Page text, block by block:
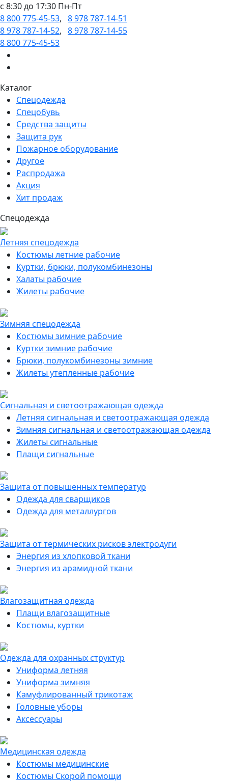
c 8:30 до 17:30 Пн-Пт
8 800 775-45-53, 8 978 787-14-51
8 978 787-14-52, 8 978 787-14-55
8 800 775-45-53
Каталог
Спецодежда
Спецобувь
Средства защиты
Защита рук
Пожарное оборудование
Другое
Распродажа
Акция
Хит продаж
Спецодежда
Летняя спецодежда
Костюмы летние рабочие
Куртки, брюки, полукомбинезоны
Халаты рабочие
Жилеты рабочие
Зимняя спецодежда
Костюмы зимние рабочие
Куртки зимние рабочие
Брюки, полукомбинезоны зимние
Жилеты утепленные рабочие
Сигнальная и светоотражающая одежда
Летняя сигнальная и светоотражающая одежда
Зимняя сигнальная и светоотражающая одежда
Жилеты сигнальные
Плащи сигнальные
Защита от повышенных температур
Одежда для сварщиков
Одежда для металлургов
Защита от термических рисков электродуги
Энергия из хлопковой ткани
Энергия из арамидной ткани
Влагозащитная одежда
Плащи влагозащитные
Костюмы, куртки
Одежда для охранных структур
Униформа летняя
Униформа зимняя
Камуфлированный трикотаж
Головные уборы
Аксессуары
Медицинская одежда
Костюмы медицинские
Костюмы Скорой помощи